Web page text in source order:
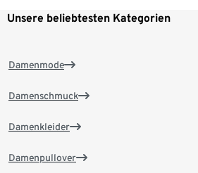
Unsere beliebtesten Kategorien
Damenmode
Damenschmuck
Damenkleider
Damenpullover